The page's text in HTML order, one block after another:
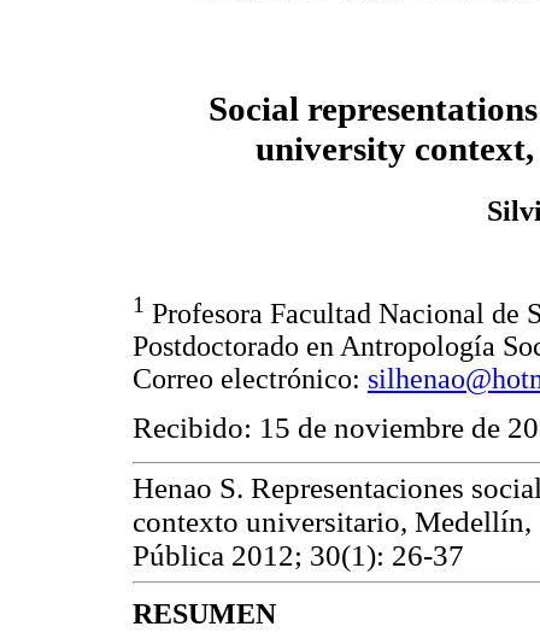
Social
university
1 Profesora Facultad Nacional de
Postdoctorado en Antropología
Correo electrónico:
Recibido: 15 de noviembre de
Henao S. Representaciones
contexto universitario, Medellín,
Pública 2012; 30(1): 26-37
RESUMEN